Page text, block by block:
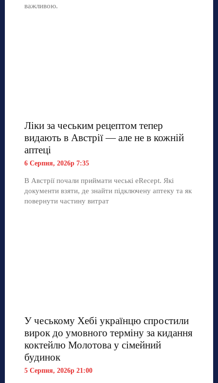
важливою.
Ліки за чеським рецептом тепер
видають в Австрії — але не в кожній
аптеці
6 Серпня, 2026р 7:35
В Австрії почали приймати чеські eRecept. Які
документи взяти, де знайти підключену аптеку та як
повернути частину витрат
У чеському Хебі українцю спростили
вирок до умовного терміну за кидання
коктейлю Молотова у сімейний
будинок
5 Серпня, 2026р 21:00